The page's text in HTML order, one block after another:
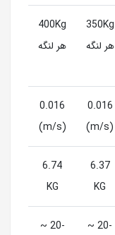
350Kg
هر لنگه
400Kg
هر لنگه
0.016
(m/s)
0.016
(m/s)
6.37
KG
6.74
KG
-20 ~
-20 ~